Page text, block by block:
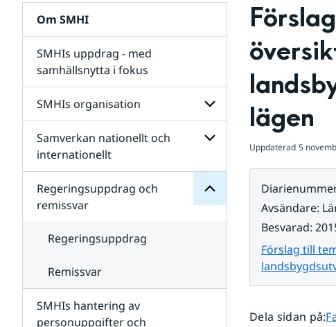
Om SMHI
SMHIs uppdrag - med
samhällsnytta i fokus
SMHIs organisation
Undersidor
Samverkan nationellt och
internationellt
Undersidor
för
internationellt
Regeringsuppdrag och
remissvar
för
Regeringsuppdrag
remissvar
Regeringsuppdrag
Remissvar
SMHIs hantering av
personuppgifter och
lägen
Uppdaterad 5
Avsändare:
Besvarad:
Förslag till
Dela sidan på: